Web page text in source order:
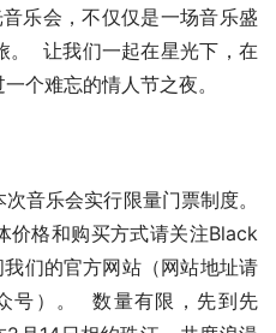
乐会，不仅仅是一场音乐盛
。  让我们一起在星光下，在
个难忘的情人节之夜。
音乐会实行限量门票制度。
价格和购买方式请关注Black
们的官方网站（网站地址请
号）。  数量有限，先到先